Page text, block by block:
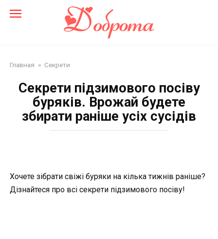
Главная » Секрети
Секрети підзимового посіву
буряків. Врожай будете
збирати раніше усіх сусідів
Хочете зібрати свіжі буряки на кілька тижнів раніше?
Дізнайтеся про всі секрети підзимового посіву!